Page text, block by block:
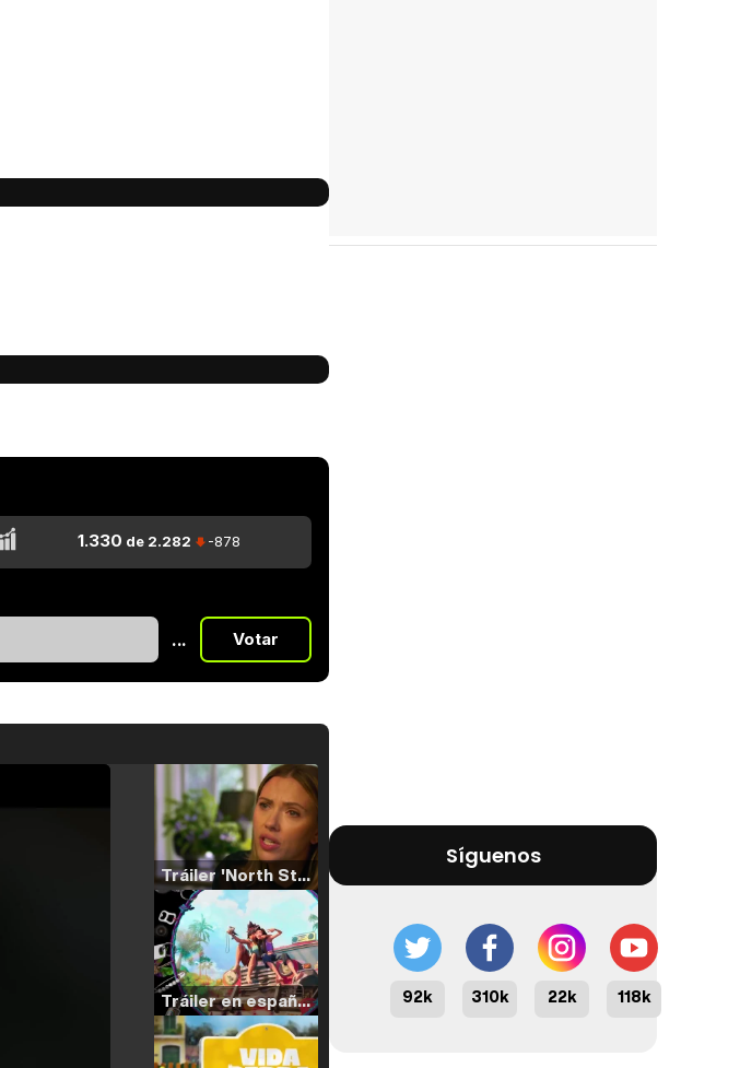
1.330 de 2.282 -878
... Votar
Tráiler 'North Star' (2023)
Tráiler en español de 'La isla olvidada'
Síguenos
92k 310k 22k 118k